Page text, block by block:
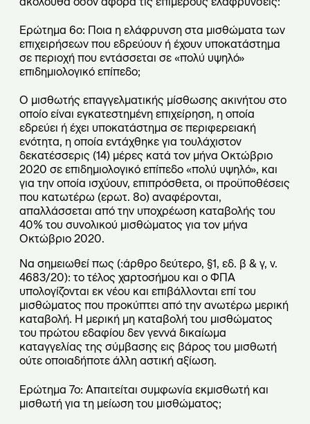
Ερώτημα 6ο: Ποια η ελάφρυνση στα μισθώματα των
επιχειρήσεων που εδρεύουν ή έχουν υποκατάστημα
σε περιοχή που εντάσσεται σε «πολύ υψηλό»
επιδημιολογικό επίπεδο;
Ο μισθωτής επαγγελματικής μίσθωσης ακινήτου στο
οποίο είναι εγκατεστημένη επιχείρηση, η οποία
εδρεύει ή έχει υποκατάστημα σε περιφερειακή
ενότητα, η οποία εντάχθηκε για τουλάχιστον
δεκατέσσερις (14) μέρες κατά τον μήνα Οκτώβριο
2020 σε επιδημιολογικό επίπεδο «πολύ υψηλό», και
για την οποία ισχύουν, επιπρόσθετα, οι προϋποθέσεις
που κατωτέρω (ερωτ. 8ο) αναφέρονται,
απαλλάσσεται από την υποχρέωση καταβολής του
40% του συνολικού μισθώματος για τον μήνα
Οκτώβριο 2020.
Να σημειωθεί πως (:άρθρο δεύτερο, §1, εδ. β & γ, ν.
4683/20): το τέλος χαρτοσήμου και ο ΦΠΑ
υπολογίζονται εκ νέου και επιβάλλονται επί του
μισθώματος που προκύπτει από την ανωτέρω μερική
καταβολή. Η μερική μη καταβολή του μισθώματος
του πρώτου εδαφίου δεν γεννά δικαίωμα
καταγγελίας της σύμβασης εις βάρος του μισθωτή
ούτε οποιαδήποτε άλλη αστική αξίωση.
Ερώτημα 7ο: Απαιτείται συμφωνία εκμισθωτή και
μισθωτή για τη μείωση του μισθώματος;